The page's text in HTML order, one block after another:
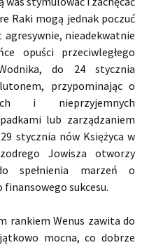
Raki mogą jednak poczuć
nieadekwatnie
opuści przeciwległego
do 24 stycznia
przypominając o
i nieprzyjemnych
lub zarządzaniem
stycznia nów Księżyca w
Jowisza otworzy
spełnienia marzeń o
sukcesu.
rankiem Wenus zawita do
mocna, co dobrze